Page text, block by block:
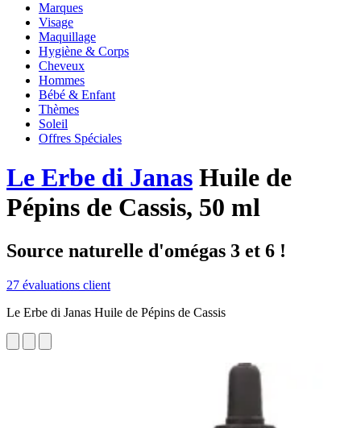
Marques
Visage
Maquillage
Hygiène & Corps
Cheveux
Hommes
Bébé & Enfant
Thèmes
Soleil
Offres Spéciales
Le Erbe di Janas Huile de
Pépins de Cassis, 50 ml
Source naturelle d'omégas 3 et 6 !
27 évaluations client
Le Erbe di Janas Huile de Pépins de Cassis